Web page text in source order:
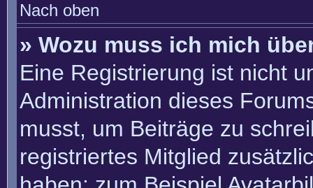
Nach oben
» Wozu muss ich mich
Eine Registrierung ist nicht
Administration dieses
musst, um Beiträge zu
registriertes Mitglied